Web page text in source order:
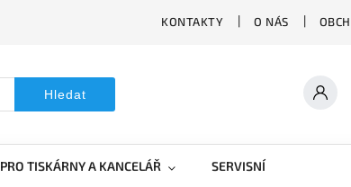
KONTAKTY O NÁS
Hledat
PRO TISKÁRNY A KANCELÁŘ SERVISNÍ VYSAVAČE